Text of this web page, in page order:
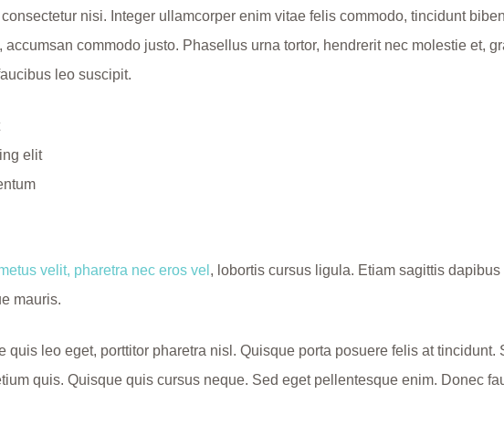
nisi. Integer ullamcorper enim vitae felis commodo, tincidunt
accumsan commodo justo. Phasellus urna tortor, hendrerit nec molestie et,
leo suscipit.
elit
velit, pharetra nec eros vel , lobortis cursus ligula. Etiam sagittis
mauris.
quis leo eget, porttitor pharetra nisl. Quisque porta posuere felis at
quis. Quisque quis cursus neque. Sed eget pellentesque enim. Donec